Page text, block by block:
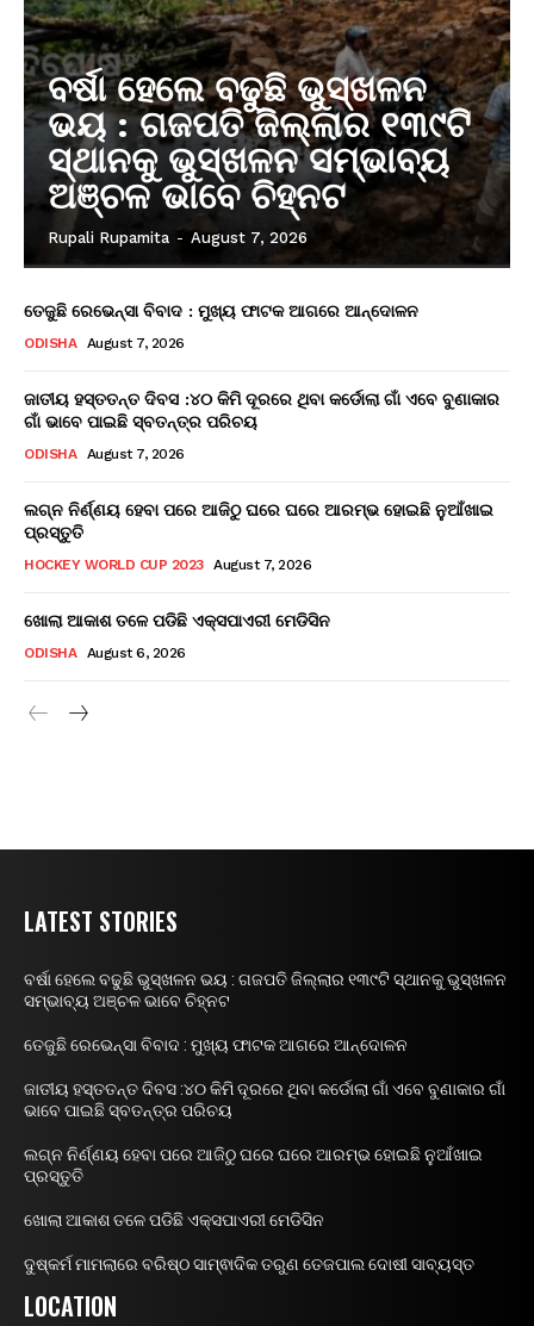
ବର୍ଷା ହେଲେ ବଢୁଛି ଭୁସ୍ଖଳନ
ଭୟ : ଗଜପତି ଜିଲ୍ଲାର ୧୩୯ଟି
ସ୍ଥାନକୁ ଭୁସ୍ଖଳନ ସମ୍ଭାବ୍ୟ
ଅଞ୍ଚଳ ଭାବେ ଚିହ୍ନଟ
Rupali Rupamita - August 7, 2026
ତେଜୁଛି ରେଭେନ୍ସା ବିବାଦ : ମୁଖ୍ୟ ଫାଟକ ଆଗରେ ଆନ୍ଦୋଳନ
ODISHA August 7, 2026
ଜାତୀୟ ହସ୍ତତନ୍ତ ଦିବସ :୪୦ କିମି ଦୂରରେ ଥିବା କର୍ଡୋଲା ଗାଁ ଏବେ ବୁଣାକାର
ଗାଁ ଭାବେ ପାଇଛି ସ୍ବତନ୍ତ୍ର ପରିଚୟ
ODISHA August 7, 2026
ଲଗ୍ନ ନିର୍ଣ୍ଣୟ ହେବା ପରେ ଆଜିଠୁ ଘରେ ଘରେ ଆରମ୍ଭ ହୋଇଛି ନୁଆଁଖାଇ
ପ୍ରସ୍ତୁତି
HOCKEY WORLD CUP 2023 August 7, 2026
ଖୋଲା ଆକାଶ ତଳେ ପଡିଛି ଏକ୍ସପାଏରୀ ମେଡିସିନ
ODISHA August 6, 2026
LATEST STORIES
ବର୍ଷା ହେଲେ ବଢୁଛି ଭୁସ୍ଖଳନ ଭୟ : ଗଜପତି ଜିଲ୍ଲାର ୧୩୯ଟି ସ୍ଥାନକୁ ଭୁସ୍ଖଳନ
ସମ୍ଭାବ୍ୟ ଅଞ୍ଚଳ ଭାବେ ଚିହ୍ନଟ
ତେଜୁଛି ରେଭେନ୍ସା ବିବାଦ : ମୁଖ୍ୟ ଫାଟକ ଆଗରେ ଆନ୍ଦୋଳନ
ଜାତୀୟ ହସ୍ତତନ୍ତ ଦିବସ :୪୦ କିମି ଦୂରରେ ଥିବା କର୍ଡୋଲା ଗାଁ ଏବେ ବୁଣାକାର ଗାଁ
ଭାବେ ପାଇଛି ସ୍ବତନ୍ତ୍ର ପରିଚୟ
ଲଗ୍ନ ନିର୍ଣ୍ଣୟ ହେବା ପରେ ଆଜିଠୁ ଘରେ ଘରେ ଆରମ୍ଭ ହୋଇଛି ନୁଆଁଖାଇ
ପ୍ରସ୍ତୁତି
ଖୋଲା ଆକାଶ ତଳେ ପଡିଛି ଏକ୍ସପାଏରୀ ମେଡିସିନ
ଦୁଷ୍କର୍ମ ମାମଲାରେ ବରିଷ୍ଠ ସାମ୍ଵାଦିକ ତରୁଣ ତେଜପାଲ ଦୋଷୀ ସାବ୍ୟସ୍ତ
LOCATION